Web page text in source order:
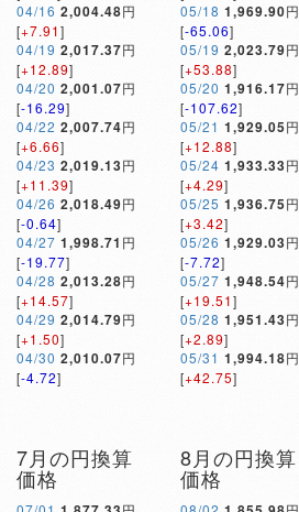
04/16 2,004.48円
[+7.91]
04/19 2,017.37円
[+12.89]
04/20 2,001.07円
[-16.29]
04/22 2,007.74円
[+6.66]
04/23 2,019.13円
[+11.39]
04/26 2,018.49円
[-0.64]
04/27 1,998.71 円
[-19.77]
04/28 2,013.28円
[+14.57]
04/29 2,014.79円
[+1.50]
04/30 2,010.07円
[-4.72]
05/18 1,969.90円
[-65.06]
05/19 2,023.79円
[+53.88]
05/20 1,916.17円
[-107.62]
05/21 1,929.05円
[+12.88]
05/24 1,933.33円
[+4.29]
05/25 1,936.75円
[+3.42]
05/26 1,929.03円
[-7.72]
05/27 1,948.54円
[+19.51]
05/28 1,951.43円
[+2.89]
05/31 1,994.18円
[+42.75]
7月の円換算
価格
8月の円換算
価格